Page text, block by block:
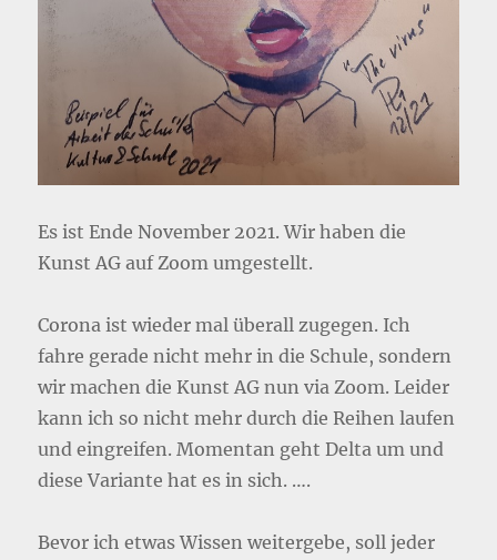
Es ist Ende November 2021. Wir haben die
Kunst AG auf Zoom umgestellt.
Corona ist wieder mal überall zugegen. Ich
fahre gerade nicht mehr in die Schule, sondern
wir machen die Kunst AG nun via Zoom. Leider
kann ich so nicht mehr durch die Reihen laufen
und eingreifen. Momentan geht Delta um und
diese Variante hat es in sich. ….
Bevor ich etwas Wissen weitergebe, soll jeder